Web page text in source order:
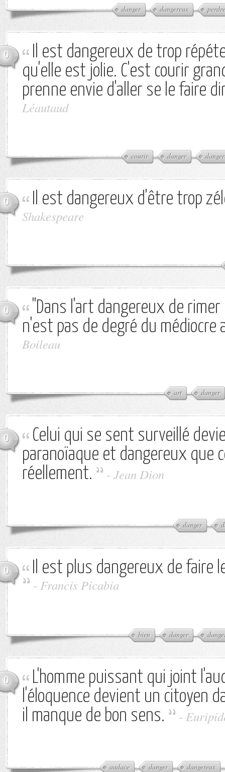
danger dangereux perdre
0
Il est dangereux de trop
qu'elle est jolie. C'est courir
prenne envie d'aller se le faire
Léautaud
courir danger
0 Il est dangereux d'être trop
Shakespeare
0
"Dans l'art dangereux de
n'est pas de degré du médiocre
Boileau
art danger
0
Celui qui se sent surveillé
paranoïaque et dangereux que
réellement.
- Jean Dion
danger
0 Il est plus dangereux de faire
- Francis Picabia
bien danger
0
L'homme puissant qui joint
l'éloquence devient un citoyen
il manque de bon sens.
-
audace danger dangereux